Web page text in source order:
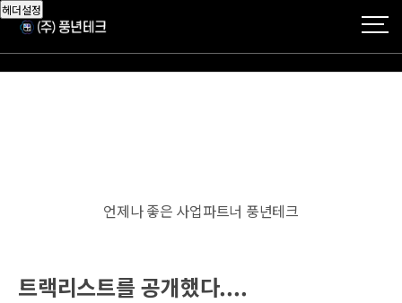
헤더설정
언제나 좋은 사업파트너 풍년테크
트랙리스트를 공개했다....